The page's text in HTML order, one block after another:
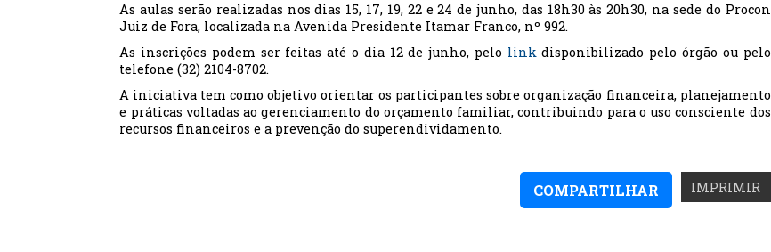
As aulas serão realizadas nos dias 15, 17, 19, 22 e 24 de junho, das 18h30 às 20h30, na sede do Procon
Juiz de Fora, localizada na Avenida Presidente Itamar Franco, nº 992.
As inscrições podem ser feitas até o dia 12 de junho, pelo linkdisponibilizado pelo órgão ou pelo
telefone (32) 2104-8702.
A iniciativa tem como objetivo orientar os participantes sobre organização financeira, planejamento
e práticas voltadas ao gerenciamento do orçamento familiar, contribuindo para o uso consciente dos
recursos financeiros e a prevenção do superendividamento.
IMPRIMIR
COMPARTILHAR